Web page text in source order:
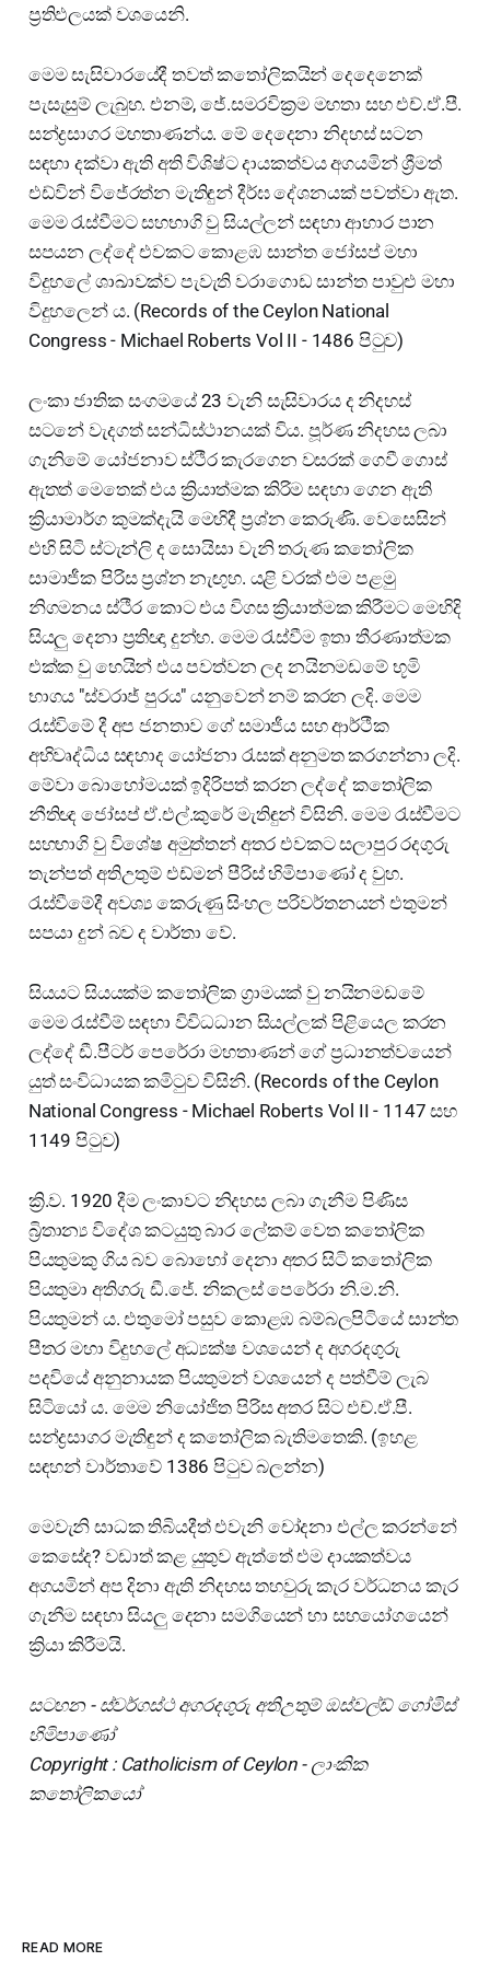
ප්‍රතිඵලයක් වශයෙනි.
මෙම සැසිවාරයේදී තවත් කතෝලිකයින් දෙදෙනෙක්
පැසැසුම් ලැබුහ. එනම්, ජේ.සමරවික්‍රම මහතා සහ එච්.ඒ.පී.
සන්ද්‍රසාගර මහතාණන්ය. මේ දෙදෙනා නිදහස් සටන
සඳහා දක්වා ඇති අති විශිෂ්ට දායකත්වය අගයමින් ශ්‍රීමත්
එඩ්වින් විජේරත්න මැතිඳුන් දීර්ඝ දේශනයක් පවත්වා ඇත.
මෙම රැස්වීමට සහභාගි වු සියල්ලන් සඳහා ආහාර පාන
සපයන ලද්දේ එවකට කොළඹ සාන්ත ජෝසප් මහා
විදුහලේ ශාඛාවක්ව පැවැති වරාගොඩ සාන්ත පාවුළු මහා
විදුහලෙන් ය. (Records of the Ceylon National
Congress - Michael Roberts Vol II - 1486 පිටුව)
ලංකා ජාතික සංගමයේ 23 වැනි සැසිවාරය ද නිදහස්
සටනේ වැදගත් සන්ධිස්ථානයක් විය. පූර්ණ නිදහස ලබා
ගැනිමේ යෝජනාව ස්ථීර කැරගෙන වසරක් ගෙවී ගොස්
ඇතත් මෙතෙක් එය ක්‍රියාත්මක කිරිම සඳහා ගෙන ඇති
ක්‍රියාමාර්ග කුමක්දැයි මෙහිදී ප්‍රශ්න කෙරුණි. වෙසෙසින්
එහි සිටි ස්ටැන්ලි ද සොයිසා වැනි තරුණ කතෝලික
සාමාජීක පිරිස ප්‍රශ්න නැඟුහ. යළි වරක් එම පළමු
නිගමනය ස්ථීර කොට එය විගස ක්‍රියාත්මක කිරීමට මෙහිදි
සියලු දෙනා ප්‍රතිඥා දුන්හ. මෙම රැස්වීම ඉතා තීරණාත්මක
එක්ක වු හෙයින් එය පවත්වන ලද නයිනමඩමේ භූමි
භාගය "ස්වරාජ් පුරය" යනුවෙන් නම් කරන ලදි. මෙම
රැස්විමේ දී අප ජනතාව ගේ සමාජීය සහ ආර්ථීක
අභිවෘද්ධිය සඳහාද යෝජනා රැසක් අනුමත කරගන්නා ලදි.
මේවා බොහෝමයක් ඉදිරිපත් කරන ලද්දේ කතෝලික
නීතිඥ ජෝසප් ඒ.එල්.කුරේ මැතිඳුන් විසිනි. මෙම රැස්වීමට
සහභාගි වු විශේෂ අමුත්තන් අතර එවකට සලාපුර රදගුරු
තැන්පත් අතිඋතුම් එඩ්මන් පීරිස් හිමිපාණෝ ද වුහ.
රැස්වීමේදී අවශ්‍ය කෙරුණු සිංහල පරිවර්තනයන් එතුමන්
සපයා දුන් බව ද වාර්තා වේ.
සියයට සියයක්ම කතෝලික ග්‍රාමයක් වු නයිනමඩමේ
මෙම රැස්වීම් සඳහා විවිධධාන සියල්ලක් පිළියෙල කරන
ලද්දේ ඩී.පීටර් පෙරේරා මහතාණන් ගේ ප්‍රධානත්වයෙන්
යුත් සංවිධායක කමිටුව විසිනි. (Records of the Ceylon
National Congress - Michael Roberts Vol II - 1147 සහ
1149 පිටුව)
ක්‍රි.ව. 1920 දීම ලංකාවට නිදහස ලබා ගැනීම පිණිස
බ්‍රිතාන්‍ය විදේශ කටයුතු බාර ලේකම් වෙත කතෝලික
පියතුමකු ගිය බව බොහෝ දෙනා අතර සිටි කතෝලික
පියතුමා අතිගරු ඩී.ජේ. නිකලස් පෙරේරා නි.ම.නි.
පියතුමන් ය. එතුමෝ පසුව කොළඹ බම්බලපිටියේ සාන්ත
පීතර මහා විදුහලේ අධ්‍යක්ෂ වශයෙන් ද අගරදගුරු
පදවියේ අනුනායක පියතුමන් වශයෙන් ද පත්වීම් ලැබ
සිටියෝ ය. මෙම නියෝජිත පිරිස අතර සිට එච්.ඒ.පී.
සන්ද්‍රසාගර මැතිඳුන් ද කතෝලික බැතිමතෙකි. (ඉහළ
සඳහන් වාර්තාවේ 1386 පිටුව බලන්න)
මෙවැනි සාධක තිබියදීත් එවැනි චෝදනා එල්ල කරන්නේ
කෙසේද? වඩාත් කළ යුතුව ඇත්තේ එම දායකත්වය
අගයමින් අප දිනා ඇති නිදහස තහවුරු කැර වර්ධනය කැර
ගැනීම සඳහා සියලු දෙනා සමගියෙන් හා සහයෝගයෙන්
ක්‍රියා කිරීමයි.
සටහන - ස්වර්ගස්ථ අගරදගුරු අතිඋතුම් ඔස්වල්ඩ් ගෝමිස්
හිමිපාණෝ
Copyright : Catholicism of Ceylon - ලාංකික
කතෝලිකයෝ
READ MORE